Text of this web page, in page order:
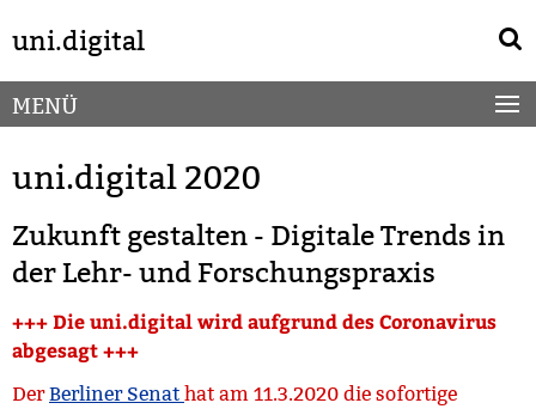
direkt
Inhalt
uni.digital
Service-
Navigation
MENÜ
uni.digital 2020
Zukunft gestalten - Digitale Trends in
der Lehr- und Forschungspraxis
+++ Die uni.digital wird aufgrund des Coronavirus
abgesagt +++
DerBerliner Senat hat am 11.3.2020 die sofortige